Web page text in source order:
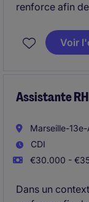
renforce afin
poste
et garantit la
Voir
Assistante RH
Marseille-
CDI
€30.000 -
Dans un